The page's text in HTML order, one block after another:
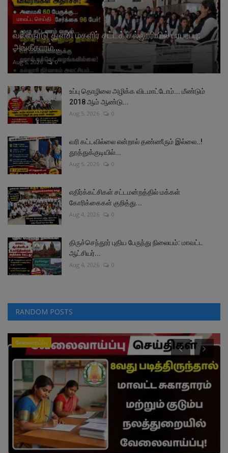
மாவட்ட செய்தி
வல்லநாடு துளசி மகளிர் சட்டக் கல்லூரியில் பரபரப்பு:
அங்கீகாரம்...
Aug 5, 2026 0
உப்பு தொழிலை அழிக்க விடமாட்டோம்... மீண்டும்
2018 ஆம் ஆண்டு...
Aug 5, 2026 0
வரி கட்டவில்லை என்றால் தண்ணீரும் இல்லை..!
தூத்துக்குடியில்...
Aug 5, 2026 0
எதிர்க்கட்சிகள் சட்டமன்றத்தில் மக்கள்
கோரிக்கைகள் குறித்து...
Aug 4, 2026 0
திருச்செந்தூர் புதிய பேருந்து நிலையம்: மாவட்ட
ஆட்சியர்...
Aug 4, 2026 0
RANDOM POSTS
வேலைவாய்ப்பு